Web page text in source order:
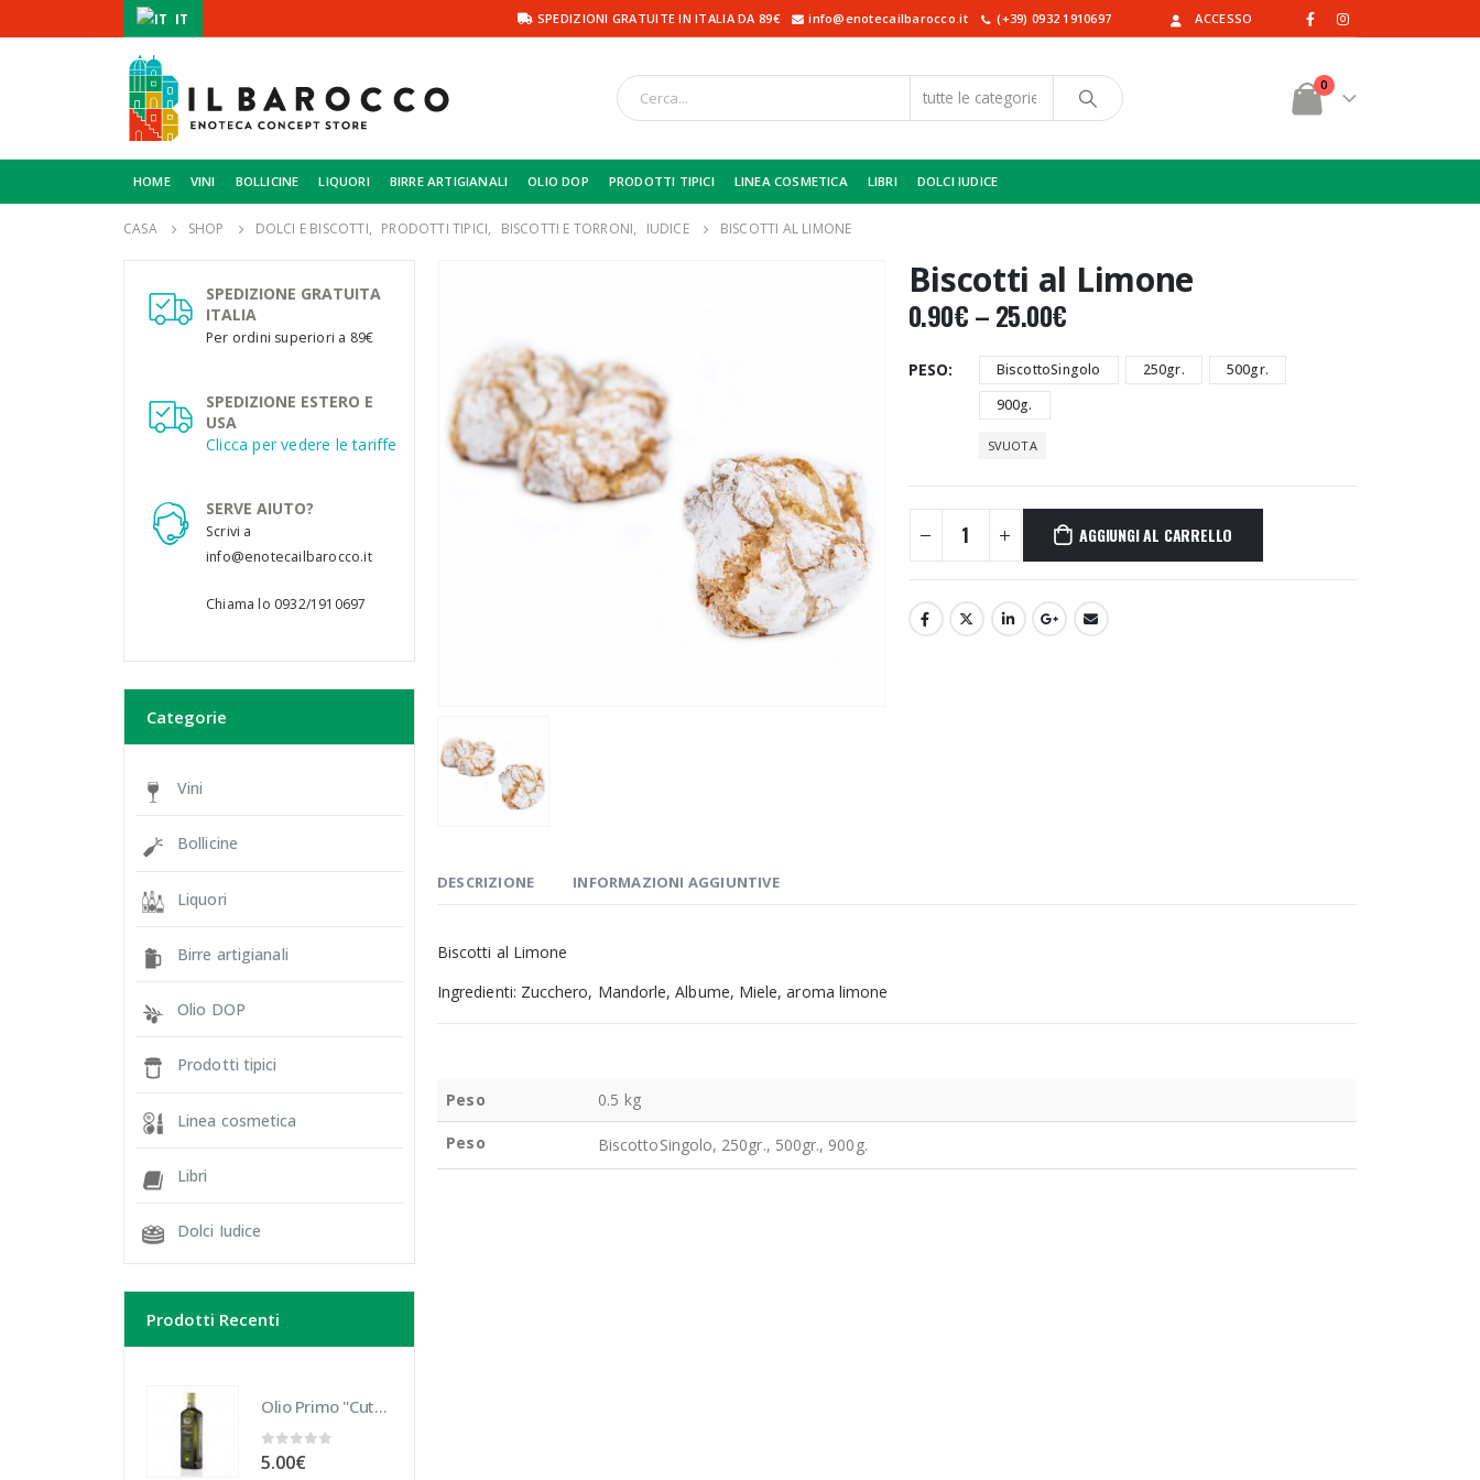
IT SPEDIZIONI GRATUITE IN ITALIA DA 89€ info@enotecailbarocco.it (+39) 0932 1910697 ACCESSO
0
HOME VINI BOLLICINE LIQUORI BIRRE ARTIGIANALI OLIO DOP PRODOTTI TIPICI LINEA COSMETICA LIBRI DOLCI IUDICE
CASA SHOP DOLCI E BISCOTTI, PRODOTTI TIPICI, BISCOTTI E TORRONI, IUDICE BISCOTTI AL LIMONE
Biscotti al Limone
0.90€–25.00€
PESO BiscottoSingolo 250gr.
500gr.
900g.
SVUOTA
AGGIUNGI AL CARRELLO
DESCRIZIONE INFORMAZIONI AGGIUNTIVE
Biscotti al Limone
Ingredienti: Zucchero, Mandorle, Albume, Miele, aroma limone
Peso 0.5 kg
Peso BiscottoSingolo, 250gr., 500gr., 900g.
SPEDIZIONE GRATUITA
ITALIA
Per ordini superiori a 89€
SPEDIZIONE ESTERO E
USA
Clicca per vedere le tariffe
SERVE AIUTO?
Scrivi a
info@enotecailbarocco.it
Chiama lo 0932/1910697
Categorie
Vini
Bollicine
Liquori
Birre artigianali
Olio DOP
Prodotti tipici
Linea cosmetica
Libri
Dolci Iudice
Prodotti Recenti
Olio Primo "Cutrera" Biologico 10 cl
0 Su 5
5.00€